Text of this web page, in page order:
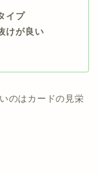
イプ
けが良い
のはカードの見栄